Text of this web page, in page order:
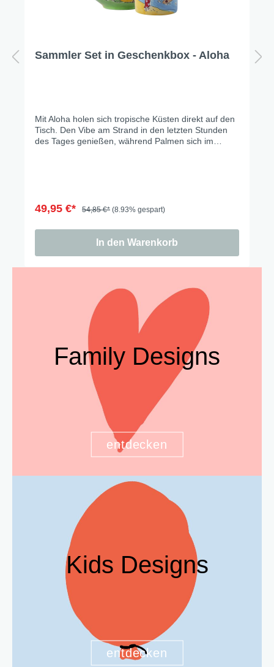
Sammler Set in Geschenkbox - Aloha
Mit Aloha holen sich tropische Küsten direkt auf den
Tisch. Den Vibe am Strand in den letzten Stunden
des Tages genießen, während Palmen sich im
Vorteilsset.
49,95 €* 54,85 €* (8.93% gespart)
In den Warenkorb
Family Designs
entdecken
Kids Designs
entdecken